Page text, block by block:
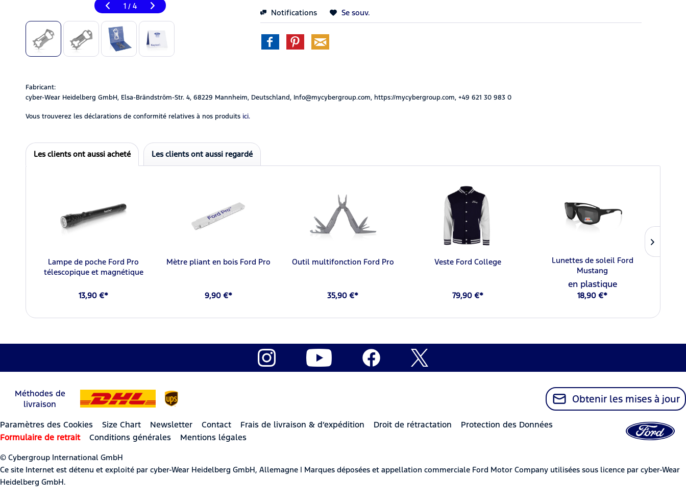
1 / 4
Notifications Se souv.
Fabricant:
cyber-Wear Heidelberg GmbH, Elsa-Brändström-Str. 4, 68229 Mannheim, Deutschland, Info@mycybergroup.com, https://mycybergroup.com, +49 621 30 983 0
Vous trouverez les déclarations de conformité relatives à nos produits ici.
Les clients ont aussi acheté Les clients ont aussi regardé
Lampe de poche Ford Pro
télescopique et magnétique
13,90 €*
Mètre pliant en bois Ford Pro
9,90 €*
Outil multifonction Ford Pro
35,90 €*
Veste Ford College
79,90 €*
Lunettes de soleil Ford
Mustang
en plastique
18,90 €*
Méthodes de
livraison
Obtenir les mises à jour
Paramètres des Cookies Size Chart Newsletter Contact Frais de livraison & d’expédition Droit de rétractation
Protection des Données
Formulaire de retrait
Conditions générales Mentions légales
© Cybergroup International GmbH
Ce site Internet est détenu et exploité par cyber-Wear Heidelberg GmbH, Allemagne | Marques déposées et appellation commerciale Ford Motor Company utilisées sous licence par cyber-Wear
Heidelberg GmbH.